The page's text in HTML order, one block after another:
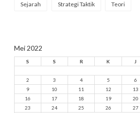
Sejarah Strategi Taktik Teori
Mei 2022
S S R K J
2
3 4 5 6
9
10 11 12 13
16
17 18 19 20
23
24 25 26 27